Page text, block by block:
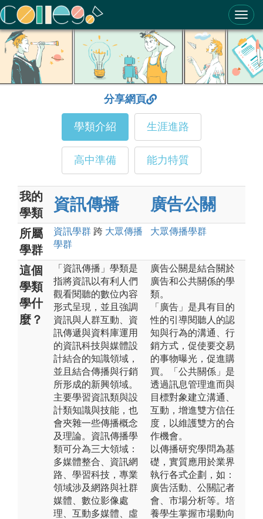
ColleGo! 大學選才與高中育才輔助系統
分享網頁
學類介紹 生涯進路
高中準備 能力特質
我的
學類
資訊傳播 廣告公關
所屬
學群
資訊學群 跨 大眾傳播
學群
大眾傳播學群
這個
學類
學什
麼？
「資訊傳播」學類是
指將資訊以有利人們
觀看閱聽的數位內容
形式呈現，並且強調
資訊與人群互動、資
訊傳遞與資料庫運用
的資訊科技與媒體設
計結合的知識領域，
並且結合傳播與行銷
所形成的新興領域。
主要學習資訊類與設
計類知識與技能，也
會夾雜一些傳播概念
及理論。資訊傳播學
類可分為三大領域：
多媒體整合、資訊網
路、學習科技，專業
領域涉及網路與社群
媒體、數位影像處
理、互動多媒體、虛
廣告公關是結合關於
廣告和公共關係的學
類。
「廣告」是具有目的
性的引導閱聽人的認
知與行為的溝通、行
銷方式，促使要交易
的事物曝光，促進購
買。「公共關係」是
透過訊息管理進而與
目標對象建立溝通、
互動，增進雙方信任
度，以維護雙方的合
作機會。
以傳播研究學問為基
礎，實質應用於業界
執行各式企劃，如：
廣告活動、公關記者
會、市場分析等。培
養學生掌握市場動向